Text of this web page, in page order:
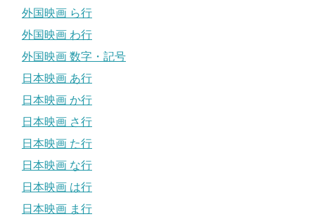
外国映画 ら行
外国映画 わ行
外国映画 数字・記号
日本映画 あ行
日本映画 か行
日本映画 さ行
日本映画 た行
日本映画 な行
日本映画 は行
日本映画 ま行